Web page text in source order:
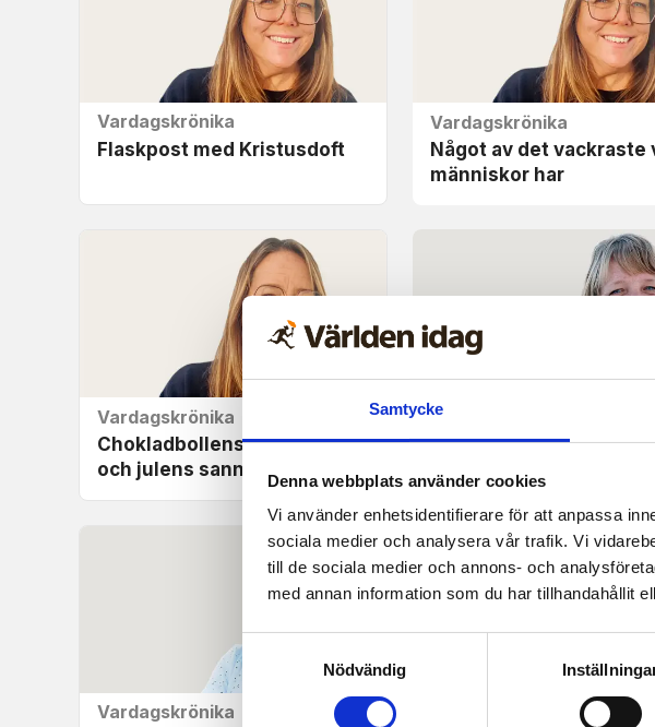
Samtycke
Denna webbplats använder cookies
Vi använder enhetsidentifierare för att anpassa
sociala medier och analysera vår trafik. Vi
till de sociala medier och annons- och
med annan information som du har tillhandahållit
Samtyckesval
Nödvändig
Vardagskrönika
Flaskpost med Kristusdoft
Vardagskrönika
Något av det vackraste
människor har
Vardagskrönika
Chokladbollens uppdatering
och julens sanna gåva
Vardagskrönika
När orden inte räcker
Vardagskrönika